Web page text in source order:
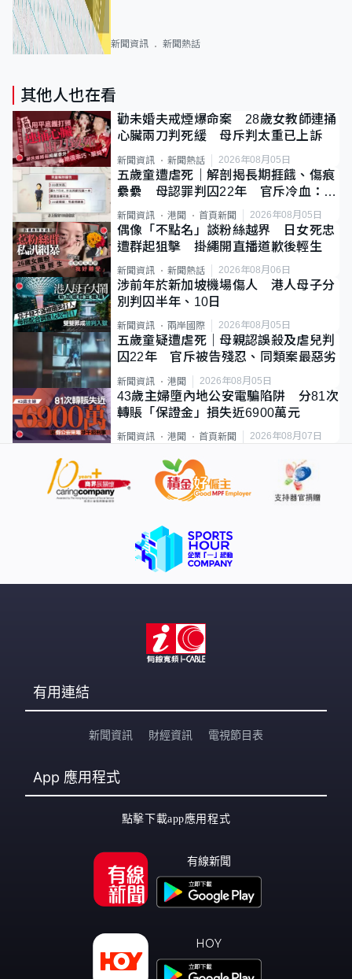
新聞資訊 新聞熱話
其他人也在看
勸未婚夫戒煙爆命案 28歲女教師連捅
心臟兩刀判死緩 母斥判太重已上訴
新聞資訊 新聞熱話 2026年08月05日
五歲童遭虐死｜解剖揭長期捱餓、傷痕
纍纍 母認罪判囚22年 官斥冷血：同
類案最惡劣
新聞資訊 港聞 首頁新聞 2026年08月05日
偶像「不點名」談粉絲越界 日女死忠
遭群起狙擊 掛繩開直播道歉後輕生
新聞資訊 新聞熱話 2026年08月06日
涉前年於新加坡機場傷人 港人母子分
別判囚半年、10日
新聞資訊 兩岸國際 2026年08月05日
五歲童疑遭虐死｜母親認誤殺及虐兒判
囚22年 官斥被告殘忍、同類案最惡劣
新聞資訊 港聞 2026年08月05日
43歲主婦墮內地公安電騙陷阱 分81次
轉賬「保證金」損失近6900萬元
新聞資訊 港聞 首頁新聞 2026年08月07日
有用連結
新聞資訊 財經資訊 電視節目表
App 應用程式
點擊下載app應用程式
有線新聞
HOY